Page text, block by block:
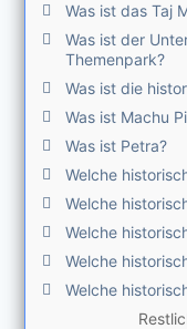
Was ist das Taj
Was ist der
Themenpark?
Was ist die
Was ist Machu
Was ist Petra?
Welche
Welche
Welche
Welche
Welche